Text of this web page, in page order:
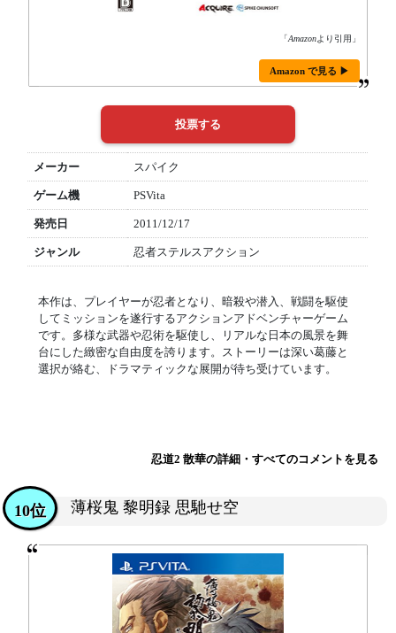
「Amazonより引用」
Amazon で見る ▶
メーカー スパイク
ゲーム機 PSVita
発売日 2011/12/17
ジャンル 忍者ステルスアクション
本作は、プレイヤーが忍者となり、暗殺や潜入、戦闘を駆使
してミッションを遂行するアクションアドベンチャーゲーム
です。多様な武器や忍術を駆使し、リアルな日本の風景を舞
台にした緻密な自由度を誇ります。ストーリーは深い葛藤と
選択が絡む、ドラマティックな展開が待ち受けています。
忍道2 散華の詳細・すべてのコメントを見る
薄桜鬼 黎明録 思馳せ空
10位